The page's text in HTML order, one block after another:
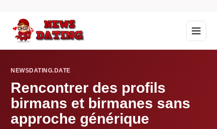
NEWSDATING.DATE
Rencontrer des profils
birmans et birmanes sans
approche générique